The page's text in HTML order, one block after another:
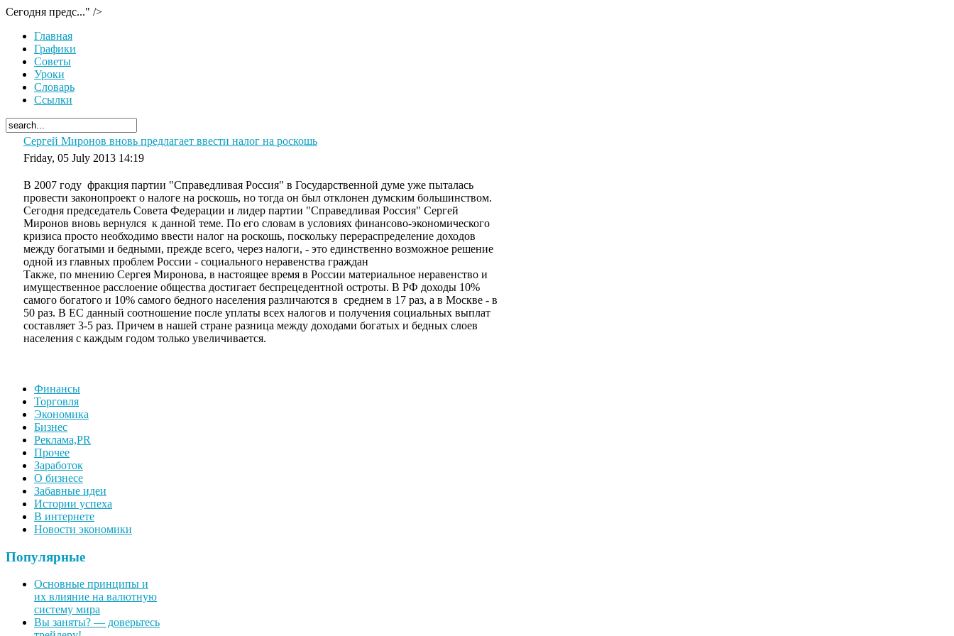
Сегодня предс..." />
Главная
Графики
Советы
Уроки
Словарь
Ссылки
Сергей Миронов вновь предлагает ввести налог на роскошь
Friday, 05 July 2013 14:19
В 2007 году фракция партии "Справедливая Россия" в Государственной думе уже пыталась
провести законопроект о налоге на роскошь, но тогда он был отклонен думским большинством.
Сегодня председатель Совета Федерации и лидер партии "Справедливая Россия" Сергей
Миронов вновь вернулся к данной теме. По его словам в условиях финансово-экономического
кризиса просто необходимо ввести налог на роскошь, поскольку перераспределение доходов
между богатыми и бедными, прежде всего, через налоги, - это единственно возможное решение
одной из главных проблем России - социального неравенства граждан
Также, по мнению Сергея Миронова, в настоящее время в России материальное неравенство и
имущественное расслоение общества достигает беспрецедентной остроты. В РФ доходы 10%
самого богатого и 10% самого бедного населения различаются в среднем в 17 раз, а в Москве - в
50 раз. В ЕС данный соотношение после уплаты всех налогов и получения социальных выплат
составляет 3-5 раз. Причем в нашей стране разница между доходами богатых и бедных слоев
населения с каждым годом только увеличивается.
Финансы
Торговля
Экономика
Бизнес
Реклама,PR
Прочее
Заработок
О бизнесе
Забавные идеи
Истории успеха
В интернете
Новости экономики
Популярные
Основные принципы и
их влияние на валютную
систему мира
Вы заняты? — доверьтесь